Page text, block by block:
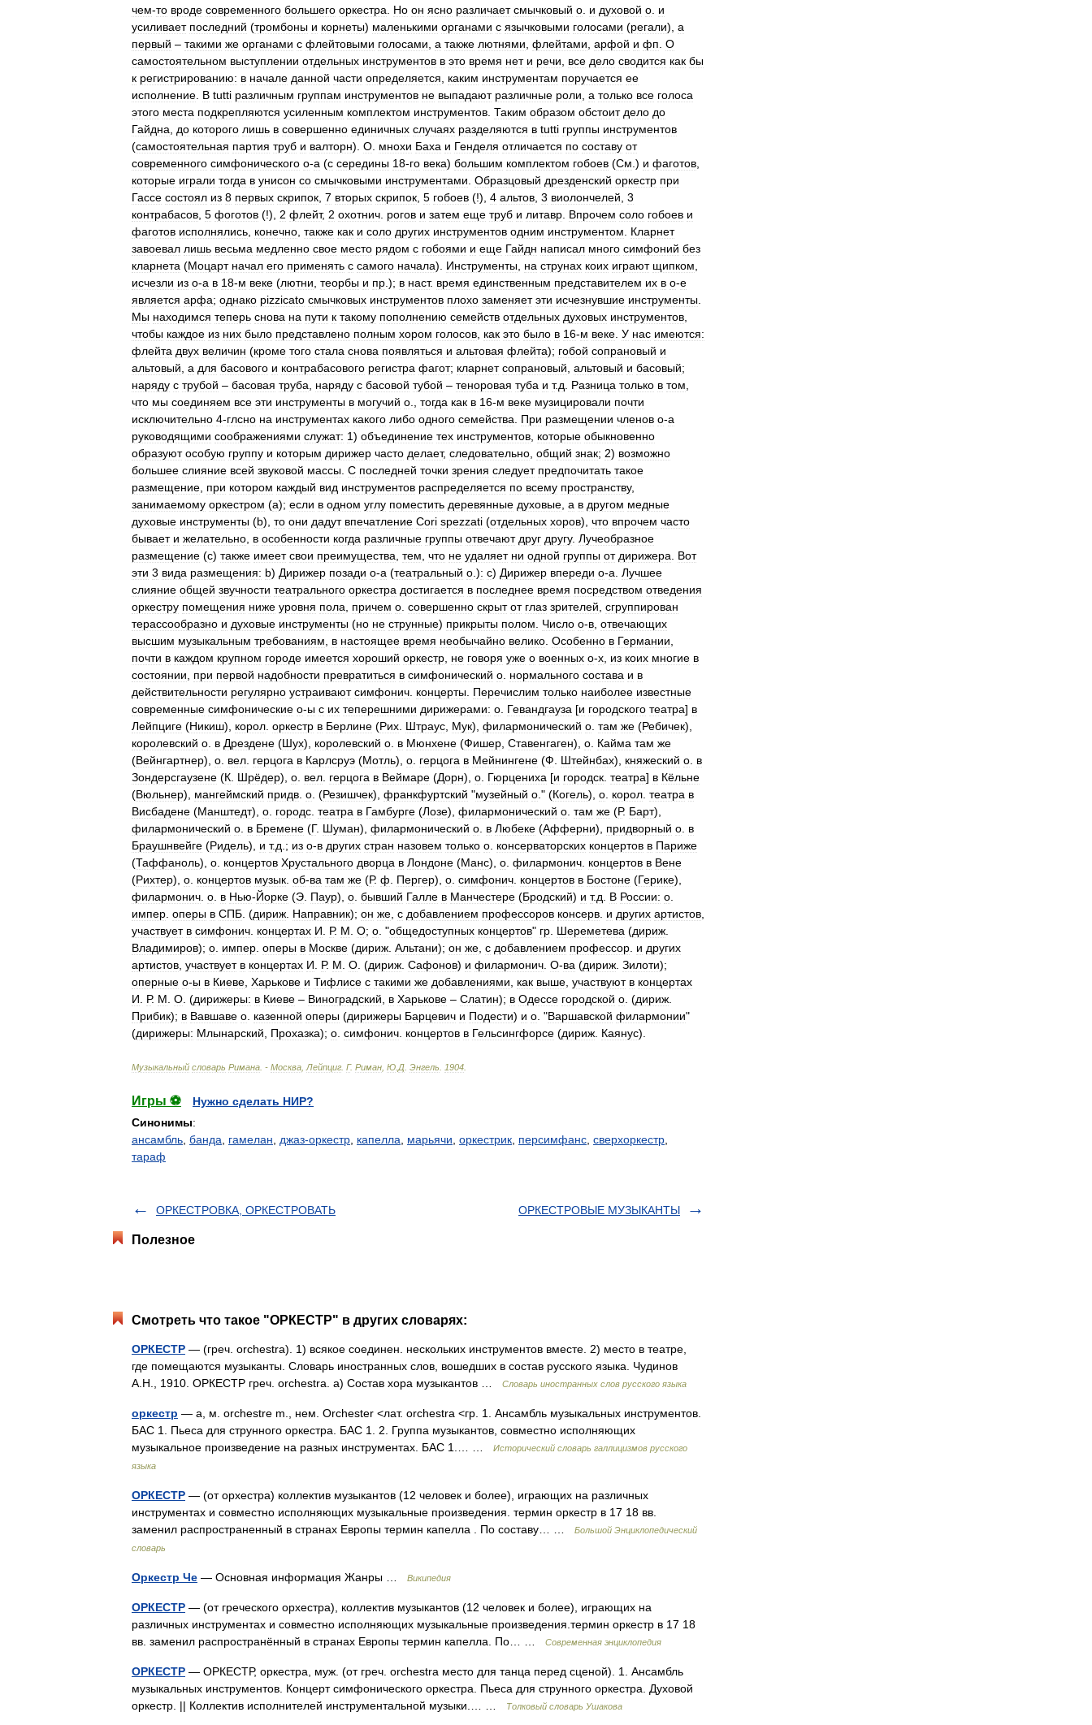
чем-то вроде современного большего оркестра Но он ясно различает смычковый о и духовой о и
усиливает последний (тромбоны и корнеты) маленькими органами с язычковыми голосами (регали), а
первый – такими же органами с флейтовыми голосами а также лютнями флейтами арфой и фп О
самостоятельном выступлении отдельных инструментов в это время нет и речи все дело сводится как бы
к регистрированию: в начале данной части определяется каким инструментам поручается ее
исполнение В tutti различным группам инструментов не выпадают различные роли а только все голоса
этого места подкрепляются усиленным комплектом инструментов Таким образом обстоит дело до
Гайдна
до которого лишь в совершенно единичных случаях разделяются в tutti группы инструментов
(самостоятельная партия труб и валторн). О мнохи Баха и Генделя отличается по составу от
современного симфонического о-а (с середины 18-го века) большим комплектом гобоев (См .) и фаготов
которые играли тогда в унисон со смычковыми инструментами Образцовый дрезденский оркестр при
Гассе состоял из 8 первых скрипок 7 вторых скрипок 5 гобоев (!), 4 альтов 3 виолончелей 3
контрабасов 5 фоготов (!), 2 флейт, 2 охотнич рогов и затем еще труб и литавр Впрочем соло гобоев и
фаготов исполнялись конечно также как и соло других инструментов одним инструментом
Кларнет
завоевал лишь весьма медленно свое место рядом с гобоями и еще Гайдн написал много симфоний без
кларнета (Моцарт начал его применять с самого начала). Инструменты на струнах коих играют щипком
исчезли из о-а в 18-м веке (лютни теорбы и пр .); в наст. время единственным представителем их в о-е
является арфа; однако pizzicato смычковых инструментов плохо заменяет эти исчезнувшие инструменты
Мы находимся теперь снова на пути к такому пополнению семейств отдельных духовых инструментов
чтобы каждое из них было представлено полным хором голосов как это было в 16-м веке У нас имеются:
флейта двух величин (кроме того стала снова появляться и альтовая флейта); гобой сопрановый и
альтовый а для басового и контрабасового регистра фагот; кларнет сопрановый альтовый и басовый;
наряду с трубой – басовая труба наряду с басовой тубой – теноровая туба и т.д Разница только в том
что мы соединяем все эти инструменты в могучий о тогда как в 16-м веке музицировали почти
исключительно 4-глсно на инструментах какого либо одного семейства При размещении членов о-а
руководящими соображениями служат: 1) объединение тех инструментов которые обыкновенно
образуют особую группу и которым дирижер часто делает, следовательно общий знак; 2) возможно
большее слияние всей звуковой массы С последней точки зрения следует предпочитать такое
размещение при котором каждый вид инструментов распределяется по всему пространству,
занимаемому оркестром (а); если в одном углу поместить деревянные духовые а в другом медные
духовые инструменты (b), то они дадут впечатление Cori spezzati (отдельных хоров), что впрочем часто
бывает и желательно в особенности когда различные группы отвечают друг другу. Лучеобразное
размещение (с) также имеет свои преимущества тем что не удаляет ни одной группы от дирижера
Вот
эти 3 вида размещения: b) Дирижер позади о-а (театральный о .): с) Дирижер впереди о-а Лучшее
слияние общей звучности театрального оркестра достигается в последнее время посредством отведения
оркестру помещения ниже уровня пола причем о совершенно скрыт от глаз зрителей сгруппирован
терассообразно и духовые инструменты (но не струнные) прикрыты полом Число о-в отвечающих
высшим музыкальным требованиям в настоящее время необычайно велико Особенно в Германии
почти в каждом крупном городе имеется хороший оркестр не говоря уже о военных о-х из коих многие в
состоянии
при первой надобности превратиться в симфонический о нормального состава и в
действительности регулярно устраивают симфонич концерты Перечислим только наиболее известные
современные симфонические о-ы с их теперешними дирижерами: о Гевандгауза [и городского театра] в
Лейпциге (Никиш), корол оркестр в Берлине (Рих Штраус Мук), филармонический о там же (Ребичек),
королевский о в Дрездене (Шух), королевский о в Мюнхене (Фишер Ставенгаген), о Кайма там же
(Вейнгартнер), о вел герцога в Карлсруэ (Мотль), о герцога в Мейнингене (Ф Штейнбах), княжеский о в
Зондерсгаузене (К Шрёдер), о вел герцога в Веймаре (Дорн), о Гюрцениха [и городск театра] в Кёльне
(Вюльнер), мангеймский придв о . (Резишчек), франкфуртский "музейный о ." (Когель), о корол театра в
Висбадене (Манштедт), о городс театра в Гамбурге (Лозе), филармонический о там же (Р. Барт),
филармонический о в Бремене (Г. Шуман), филармонический о в Любеке (Афферни), придворный о в
Браушнвейге (Ридель), и т.д .; из о-в других стран назовем только о консерваторских концертов в Париже
(Таффаноль), о концертов Хрустального дворца в Лондоне (Манс), о филармонич концертов в Вене
(Рихтер), о концертов музык об-ва там же (Р. ф Пергер), о симфонич концертов в Бостоне (Герике),
филармонич о в Нью-Йорке (Э Паур), о бывший Галле в Манчестере (Бродский) и т.д В России: о
импер оперы в СПБ . (дириж Направник); он же с добавлением профессоров консерв и других артистов
участвует в симфонич концертах И Р. М О; о . "общедоступных концертов" гр Шереметева (дириж
Владимиров); о импер оперы в Москве (дириж Альтани); он же с добавлением профессор и других
артистов участвует в концертах И Р. М О . (дириж Сафонов) и филармонич О-ва (дириж Зилоти);
оперные о-ы в Киеве Харькове и Тифлисе с такими же добавлениями как выше участвуют в концертах
И
Р. М О . (дирижеры: в Киеве – Виноградский в Харькове – Слатин); в Одессе городской о . (дириж
Прибик); в Вавшаве о казенной оперы (дирижеры Барцевич и Подести) и о . "Варшавской филармонии"
(дирижеры: Млынарский Прохазка); о симфонич концертов в Гельсингфорсе (дириж Каянус).
Музыкальный словарь Римана . - Москва Лейпциг Г. Риман Ю Д Энгель 1904
Игры ⚽
Нужно сделать НИР?
Синонимы:
ансамбль банда гамелан джаз-оркестр капелла марьячи оркестрик персимфанс сверхоркестр
тараф
ОРКЕСТРОВКА, ОРКЕСТРОВАТЬ ОРКЕСТРОВЫЕ МУЗЫКАНТЫ
Полезное
Смотреть что такое "ОРКЕСТР" в других словарях:
ОРКЕСТР — (греч. orchestra). 1) всякое соединен. нескольких инструментов вместе. 2) место в театре,
где помещаются музыканты. Словарь иностранных слов, вошедших в состав русского языка. Чудинов
А.Н., 1910. ОРКЕСТР греч. orchestra. а) Состав хора музыкантов …
Словарь иностранных слов русского языка
оркестр — а, м. orchestre m., нем. Orchester <лат. orchestra <гр. 1. Ансамбль музыкальных инструментов.
БАС 1. Пьеса для струнного оркестра. БАС 1. 2. Группа музыкантов, совместно исполняющих
музыкальное произведение на разных инструментах. БАС 1.… …
Исторический словарь галлицизмов русского
языка
ОРКЕСТР — (от орхестра) коллектив музыкантов (12 человек и более), играющих на различных
инструментах и совместно исполняющих музыкальные произведения. термин оркестр в 17 18 вв.
заменил распространенный в странах Европы термин капелла . По составу… …
Большой Энциклопедический
словарь
Оркестр Че — Основная информация Жанры … Википедия
ОРКЕСТР — (от греческого орхестра), коллектив музыкантов (12 человек и более), играющих на
различных инструментах и совместно исполняющих музыкальные произведения.термин оркестр в 17 18
вв. заменил распространённый в странах Европы термин капелла. По… …
Современная энциклопедия
ОРКЕСТР — ОРКЕСТР, оркестра, муж. (от греч. orchestra место для танца перед сценой). 1. Ансамбль
музыкальных инструментов. Концерт симфонического оркестра. Пьеса для струнного оркестра. Духовой
оркестр. || Коллектив исполнителей инструментальной музыки.… …
Толковый словарь Ушакова